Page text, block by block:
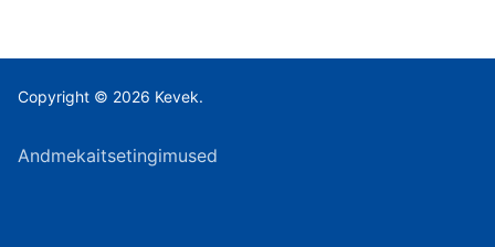
Copyright © 2026 Kevek.
Andmekaitsetingimused